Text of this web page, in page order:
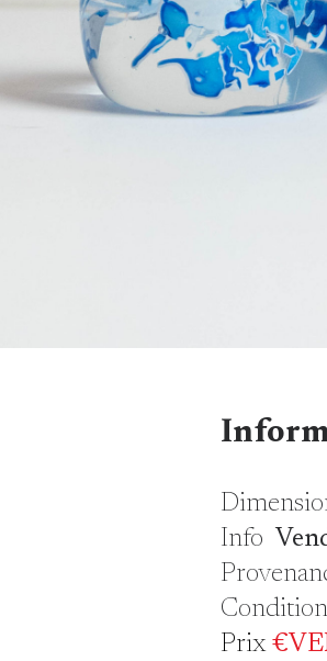
Info
Condition
Prix